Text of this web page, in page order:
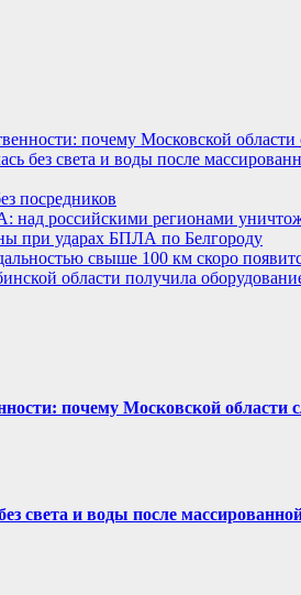
почему Московской
без света и воды после
посредников
над российскими регионами
при ударах БПЛА по Белгороду
свыше 100 км скоро
области получила
почему Московской области
света и воды после